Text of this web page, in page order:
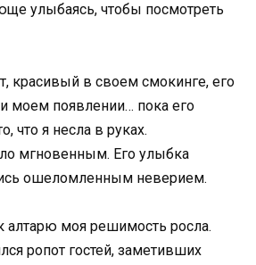
улыбаясь, чтобы посмотреть
красивый в своем смокинге, его
моем появлении… пока его
что я несла в руках.
мгновенным. Его улыбка
ошеломленным неверием.
моя решимость росла.
ропот гостей, заметивших